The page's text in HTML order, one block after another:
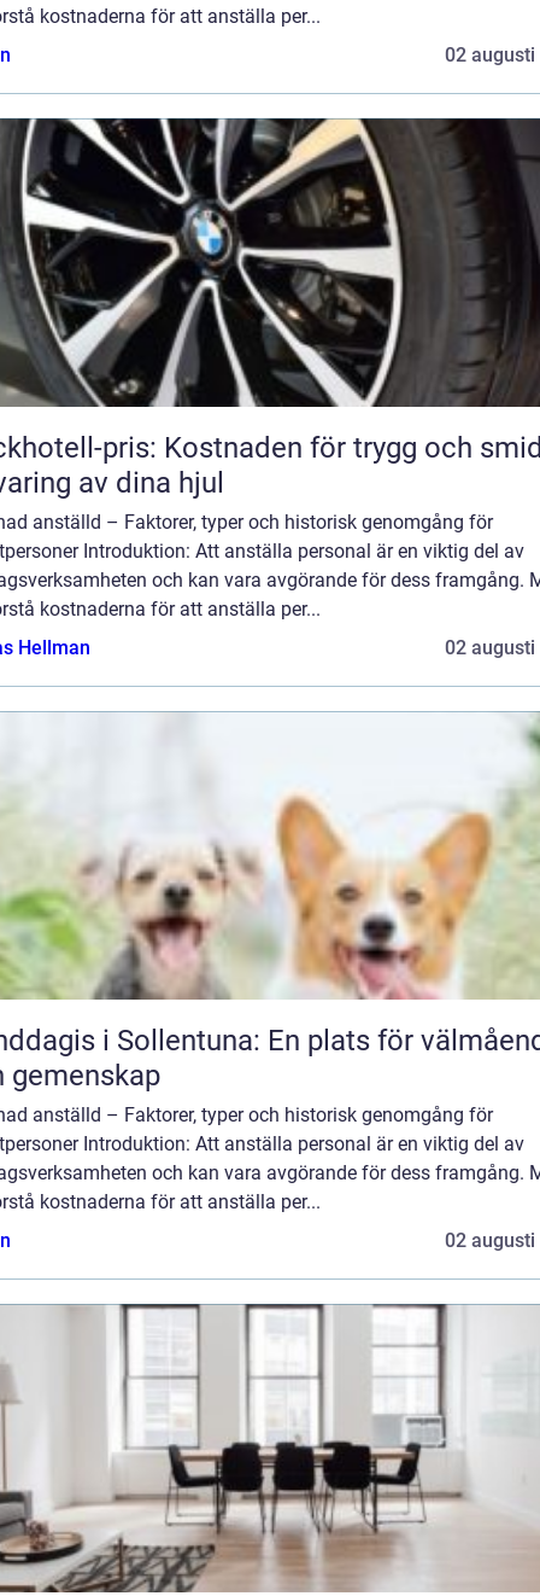
kostnaderna för att anställa per...
02 augusti
pris: Kostnaden för trygg och
av dina hjul
anställd – Faktorer, typer och historisk genomgång för
Introduktion: Att anställa personal är en viktig del av
och kan vara avgörande för dess framgång.
kostnaderna för att anställa per...
Hellman
02 augusti
i Sollentuna: En plats för
gemenskap
anställd – Faktorer, typer och historisk genomgång för
Introduktion: Att anställa personal är en viktig del av
och kan vara avgörande för dess framgång.
kostnaderna för att anställa per...
02 augusti